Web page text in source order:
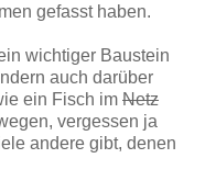
gefasst haben.
wichtiger Baustein
auch darüber
ein Fisch im Netz
vergessen ja
andere gibt, denen